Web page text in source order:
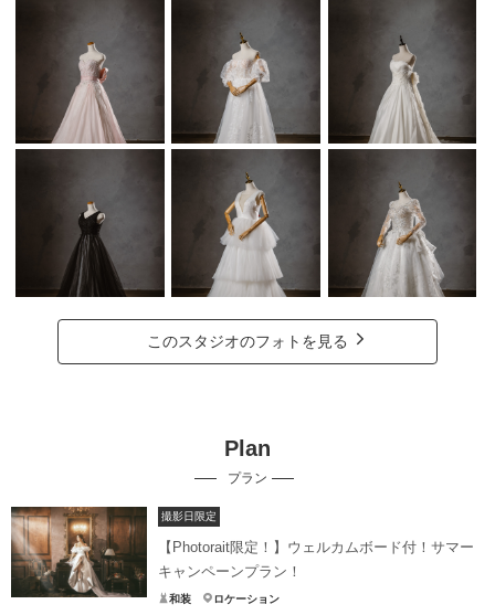
このスタジオのフォトを見る
Plan
プラン
撮影日限定
【Photorait限定！】ウェルカムボード付！サマー
キャンペーンプラン！
和装 ロケーション